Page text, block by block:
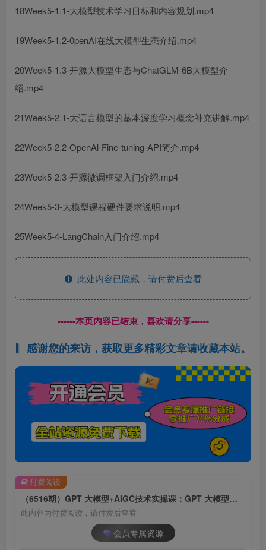
18Week5-1.1-大模型技术学习目标和内容规划.mp4
19Week5-1.2-0penAI在线大模型生态介绍.mp4
20Week5-1.3-开源大模型生态与ChatGLM-6B大模型介
绍.mp4
21Week5-2.1-大语言模型的基本深度学习概念补充讲解.mp4
22Week5-2.2-OpenAl-Fine-tuning-API简介.mp4
23Week5-2.3-开源微调框架入门介绍.mp4
24Week5-3-大模型课程硬件要求说明.mp4
25Week5-4-LangChain入门介绍.mp4
此处内容已隐藏，请付费后查看
------本页内容已结束，喜欢请分享------
感谢您的来访，获取更多精彩文章请收藏本站。
（6516期）GPT 大模型+AIGC技术实操课：GPT 大模型部署使用 AIGC实战落地方案
此内容为付费阅读，请付费后查看
会员专属资源
付费阅读